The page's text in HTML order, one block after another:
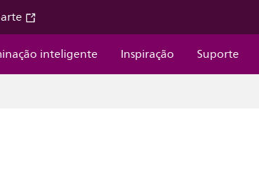
inteligente Inspiração Suporte